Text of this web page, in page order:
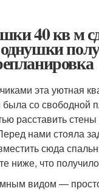
40 кв м
эта уютная
со свободной
расставить
нами стояла
сюда
ниже, что
видом —